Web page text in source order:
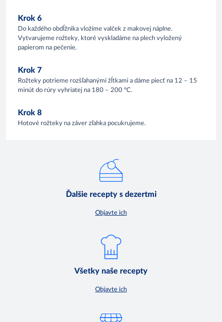
Krok 6
Do každého obdĺžnika vložíme valček z makovej náplne.
Vytvarujeme rožteky, ktoré vyskladáme na plech vyložený
papierom na pečenie.
Krok 7
Rožteky potrieme rozšľahanými žĺtkami a dáme piecť na 12 – 15
minút do rúry vyhriatej na 180 – 200 °C.
Krok 8
Hotové rožteky na záver zľahka pocukrujeme.
Ďalšie recepty s dezertmi
Objavte ich
Všetky naše recepty
Objavte ich